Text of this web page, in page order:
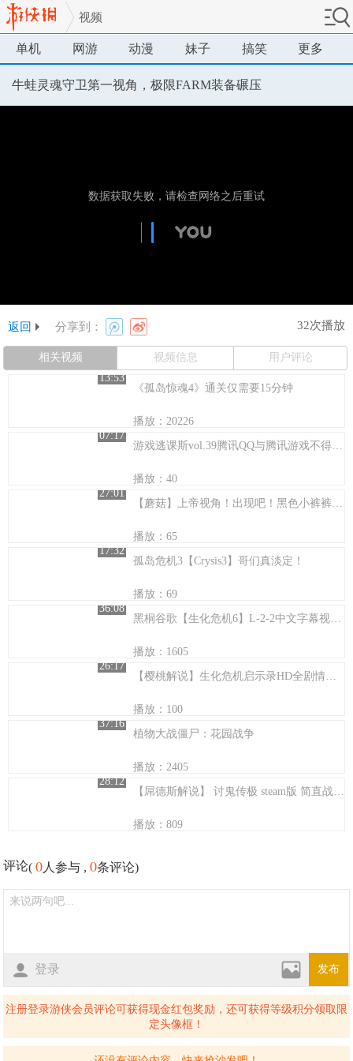
视频
单机 网游 动漫 妹子 搞笑 更多
牛蛙灵魂守卫第一视角，极限FARM装备碾压
返回 分享到： 32次播放
相关视频 视频信息
用户评论
13:53
《孤岛惊魂4》通关仅需要15分钟
播放：20226
07:17
游戏逃课斯vol.39腾讯QQ与腾讯游戏不得不说的故事
播放：40
27:01
【蘑菇】上帝视角！出现吧！黑色小裤裤！危机2015试玩解说
播放：65
17:32
孤岛危机3【Crysis3】哥们真淡定！
播放：69
36:08
黑桐谷歌【生化危机6】L-2-2中文字幕视频攻略解说
播放：1605
26:17
【樱桃解说】生化危机启示录HD全剧情流程解说第四期
播放：100
37:16
植物大战僵尸：花园战争
播放：2405
28:12
【屌德斯解说】 讨鬼传极 steam版 简直战国无双和怪物猎人结合体
播放：809
评论(0 人参与 ,0条评论)
登录 发布
注册登录游侠会员评论可获得现金红包奖励，还可获得等级积分领取限
定头像框！